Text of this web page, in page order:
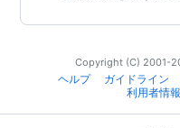
Copyright (C) 2001-
ヘルプ
ガイドライン
利用者情